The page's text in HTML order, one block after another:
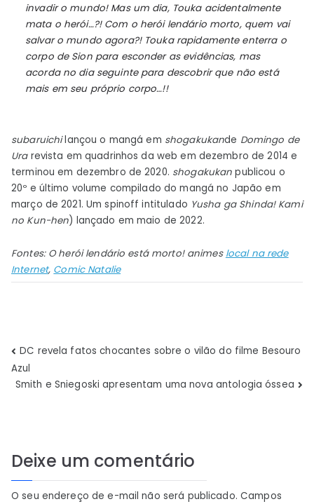
invadir o mundo! Mas um dia, Touka acidentalmente
mata o herói…?! Com o herói lendário morto, quem vai
salvar o mundo agora?! Touka rapidamente enterra o
corpo de Sion para esconder as evidências, mas
acorda no dia seguinte para descobrir que não está
mais em seu próprio corpo…!!
subaruichilançou o mangá em shogakukande Domingo de
Urarevista em quadrinhos da web em dezembro de 2014 e
terminou em dezembro de 2020. shogakukan publicou o
20º e último volume compilado do mangá no Japão em
março de 2021. Um spinoff intitulado Yusha ga Shinda! Kami
no Kun-hen) lançado em maio de 2022.
Fontes: O herói lendário está morto!animes local na rede
Internet, Comic Natalie
Navegação
de
DC revela fatos chocantes sobre o vilão do filme Besouro
Azul
Smith e Sniegoski apresentam uma nova antologia óssea
Deixe um comentário
O seu endereço de e-mail não será publicado. Campos